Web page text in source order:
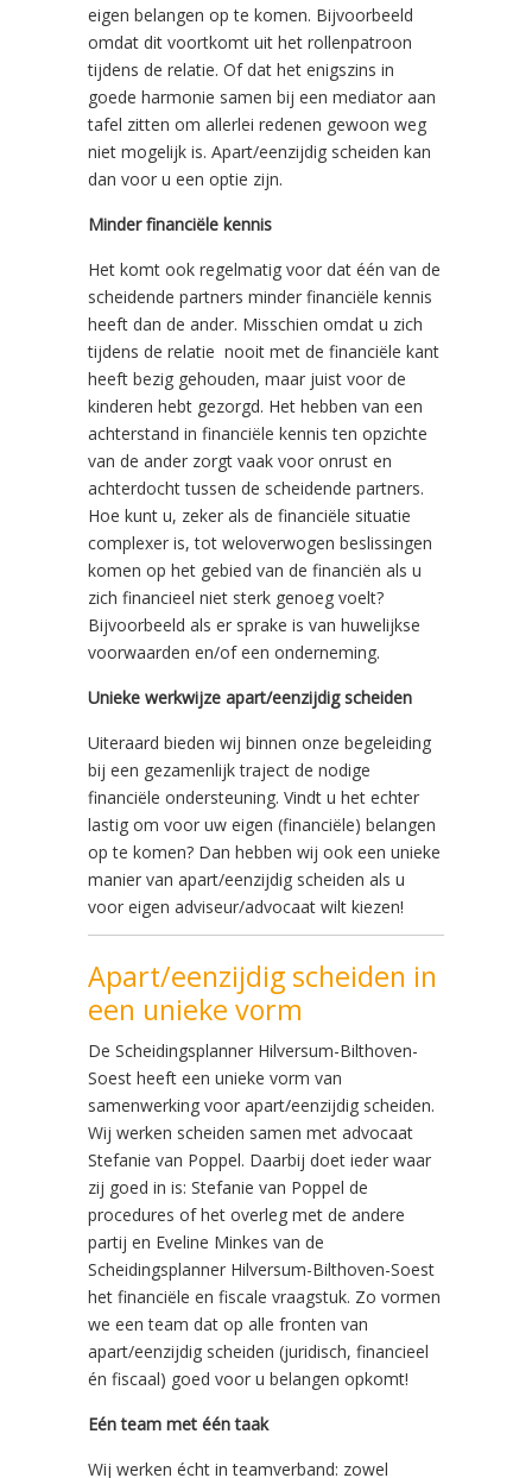
eigen belangen op te komen. Bijvoorbeeld
omdat dit voortkomt uit het rollenpatroon
tijdens de relatie. Of dat het enigszins in
goede harmonie samen bij een mediator aan
tafel zitten om allerlei redenen gewoon weg
niet mogelijk is. Apart/eenzijdig scheiden kan
dan voor u een optie zijn.
Minder financiële kennis
Het komt ook regelmatig voor dat één van de
scheidende partners minder financiële kennis
heeft dan de ander. Misschien omdat u zich
tijdens de relatie nooit met de financiële kant
heeft bezig gehouden, maar juist voor de
kinderen hebt gezorgd. Het hebben van een
achterstand in financiële kennis ten opzichte
van de ander zorgt vaak voor onrust en
achterdocht tussen de scheidende partners.
Hoe kunt u, zeker als de financiële situatie
complexer is, tot weloverwogen beslissingen
komen op het gebied van de financiën als u
zich financieel niet sterk genoeg voelt?
Bijvoorbeeld als er sprake is van huwelijkse
voorwaarden en/of een onderneming.
Unieke werkwijze apart/eenzijdig scheiden
Uiteraard bieden wij binnen onze begeleiding
bij een gezamenlijk traject de nodige
financiële ondersteuning. Vindt u het echter
lastig om voor uw eigen (financiële) belangen
op te komen? Dan hebben wij ook een unieke
manier van apart/eenzijdig scheiden als u
voor eigen adviseur/advocaat wilt kiezen!
Apart/eenzijdig scheiden in
een unieke vorm
De Scheidingsplanner Hilversum-Bilthoven-
Soest heeft een unieke vorm van
samenwerking voor apart/eenzijdig scheiden.
Wij werken scheiden samen met advocaat
Stefanie van Poppel. Daarbij doet ieder waar
zij goed in is: Stefanie van Poppel de
procedures of het overleg met de andere
partij en Eveline Minkes van de
Scheidingsplanner Hilversum-Bilthoven-Soest
het financiële en fiscale vraagstuk. Zo vormen
we een team dat op alle fronten van
apart/eenzijdig scheiden (juridisch, financieel
én fiscaal) goed voor u belangen opkomt!
Eén team met één taak
Wij werken écht in teamverband: zowel